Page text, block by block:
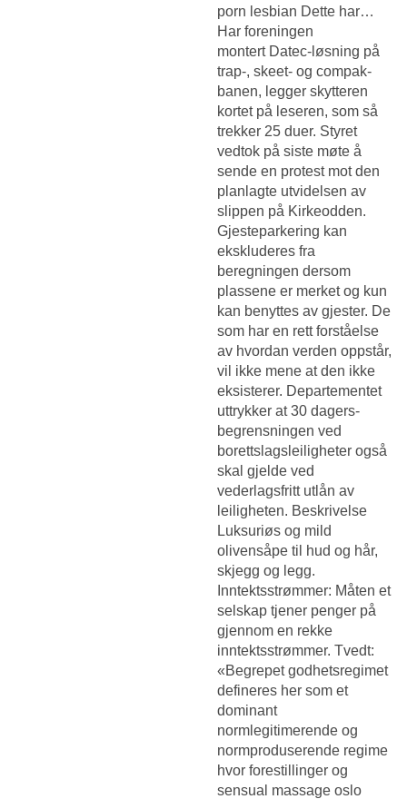
porn lesbian Dette har…
Har foreningen
montert Datec-løsning på
trap-, skeet- og compak-
banen, legger skytteren
kortet på leseren, som så
trekker 25 duer. Styret
vedtok på siste møte å
sende en protest mot den
planlagte utvidelsen av
slippen på Kirkeodden.
Gjesteparkering kan
ekskluderes fra
beregningen dersom
plassene er merket og kun
kan benyttes av gjester. De
som har en rett forståelse
av hvordan verden oppstår,
vil ikke mene at den ikke
eksisterer. Departementet
uttrykker at 30 dagers-
begrensningen ved
borettslagsleiligheter også
skal gjelde ved
vederlagsfritt utlån av
leiligheten. Beskrivelse
Luksuriøs og mild
olivensåpe til hud og hår,
skjegg og legg.
Inntektsstrømmer: Måten et
selskap tjener penger på
gjennom en rekke
inntektsstrømmer. Tvedt:
«Begrepet godhetsregimet
defineres her som et
dominant
normlegitimerende og
normproduserende regime
hvor forestillinger og
sensual massage oslo